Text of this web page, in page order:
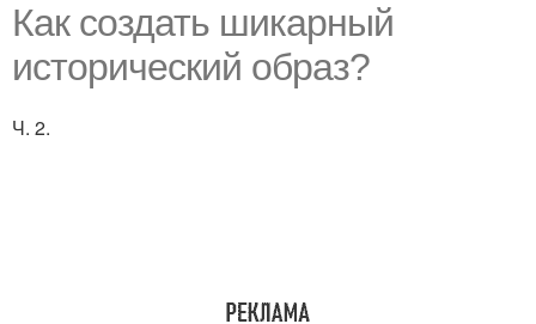
Как создать шикарный
исторический образ?
Ч. 2.